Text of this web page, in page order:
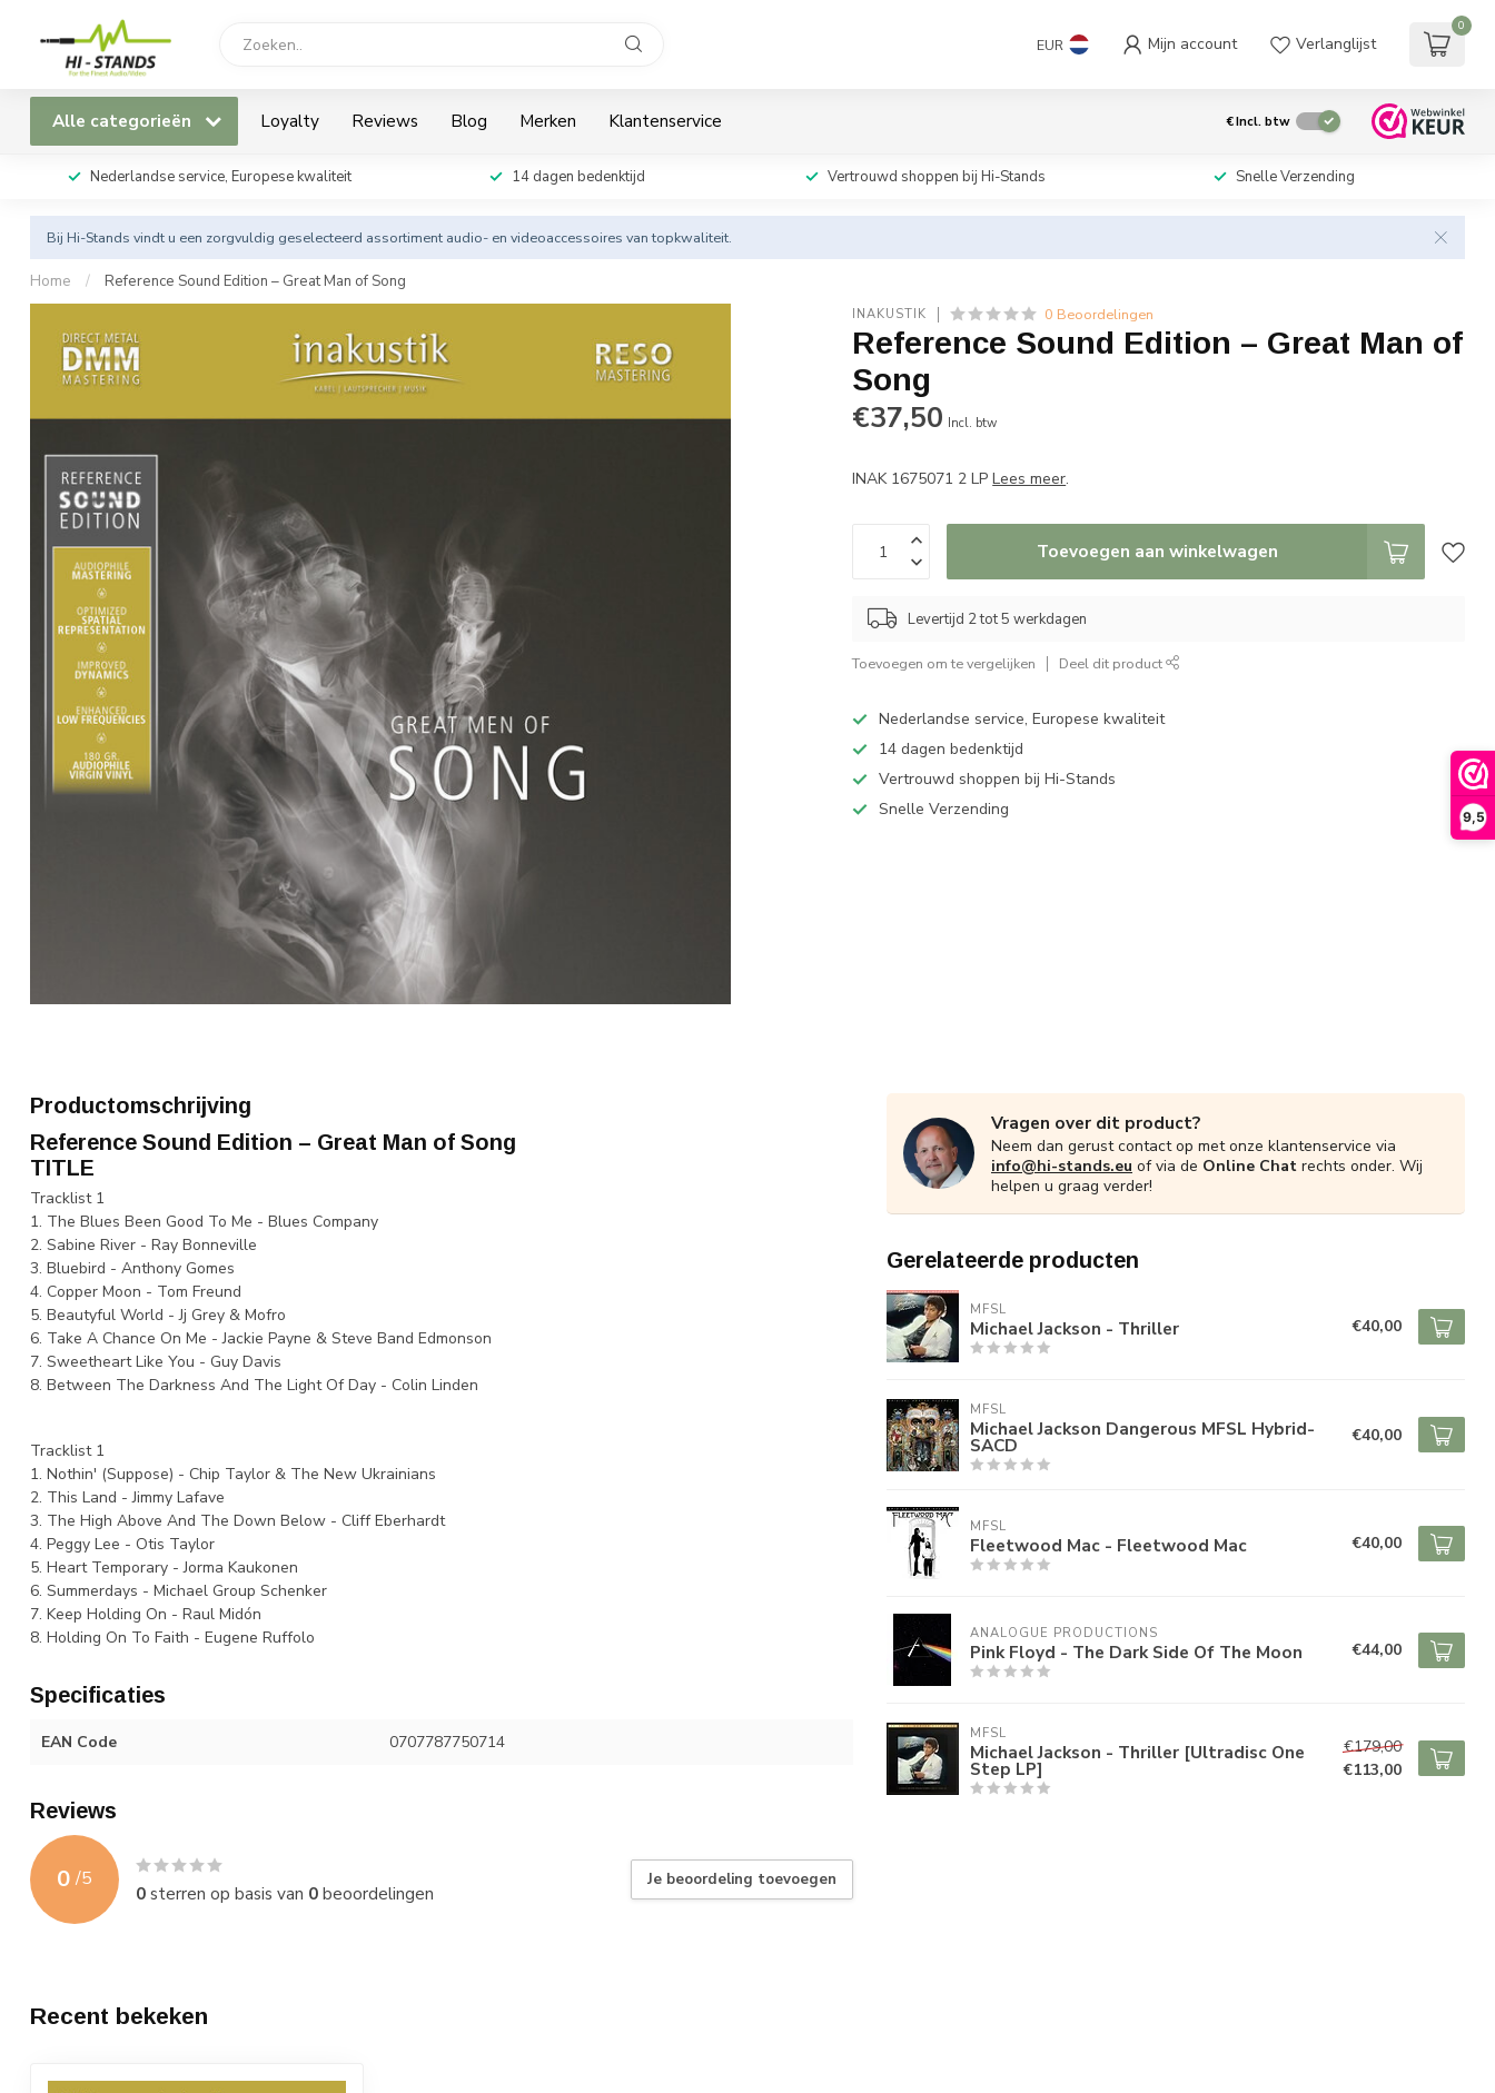
9,5
EUR Mijn account Verlanglijst
0
Alle categorieën Loyalty Reviews Blog Merken Klantenservice €Incl. btw
Nederlandse service, Europese kwaliteit 14 dagen bedenktijd Vertrouwd shoppen bij Hi-Stands Snelle Verzending
Bij Hi-Stands vindt u een zorgvuldig geselecteerd assortiment audio- en videoaccessoires van topkwaliteit.
Home / Reference Sound Edition – Great Man of Song
INAKUSTIK 0 Beoordelingen
Reference Sound Edition – Great Man of
Song
€37,50 Incl. btw
INAK 1675071 2 LPLees meer.
Toevoegen aan winkelwagen
Levertijd 2 tot 5 werkdagen
Toevoegen om te vergelijken Deel dit product
Nederlandse service, Europese kwaliteit
14 dagen bedenktijd
Vertrouwd shoppen bij Hi-Stands
Snelle Verzending
Productomschrijving
Reference Sound Edition – Great Man of Song
TITLE
Tracklist 1
1. The Blues Been Good To Me - Blues Company
2. Sabine River - Ray Bonneville
3. Bluebird - Anthony Gomes
4. Copper Moon - Tom Freund
5. Beautyful World - Jj Grey & Mofro
6. Take A Chance On Me - Jackie Payne & Steve Band Edmonson
7. Sweetheart Like You - Guy Davis
8. Between The Darkness And The Light Of Day - Colin Linden
Tracklist 1
1. Nothin' (Suppose) - Chip Taylor & The New Ukrainians
2. This Land - Jimmy Lafave
3. The High Above And The Down Below - Cliff Eberhardt
4. Peggy Lee - Otis Taylor
5. Heart Temporary - Jorma Kaukonen
6. Summerdays - Michael Group Schenker
7. Keep Holding On - Raul Midón
8. Holding On To Faith - Eugene Ruffolo
Specificaties
EAN Code 0707787750714
Reviews
0 /5
0sterren op basis van 0beoordelingen
Je beoordeling toevoegen
Vragen over dit product?
Neem dan gerust contact op met onze klantenservice via
info@hi-stands.eu of via de Online Chat rechts onder. Wij
helpen u graag verder!
Gerelateerde producten
MFSL
Michael Jackson - Thriller €40,00
MFSL
Michael Jackson Dangerous MFSL Hybrid-
SACD €40,00
MFSL
Fleetwood Mac - Fleetwood Mac €40,00
ANALOGUE PRODUCTIONS
Pink Floyd - The Dark Side Of The Moon €44,00
MFSL
Michael Jackson - Thriller [Ultradisc One
Step LP]
€179,00
€113,00
Recent bekeken